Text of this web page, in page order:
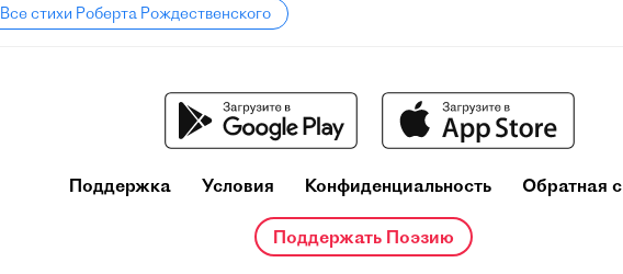
Все стихи Роберта Рождественского
Поддержка Условия Конфиденциальность Обратная
Поддержать Поэзию